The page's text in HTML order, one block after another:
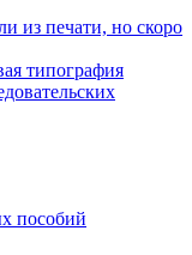
из печати, но скоро
типография
пособий